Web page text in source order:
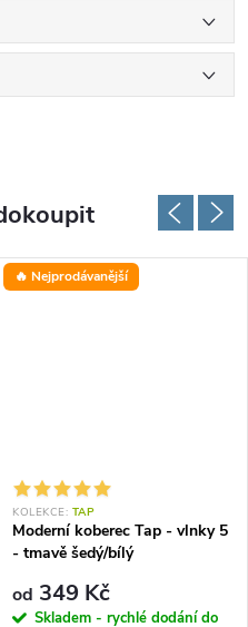
🔥 Nejprodávanější
KOLEKCE: TAP
Moderní koberec Tap - vlnky 5
- tmavě šedý/bílý
od 349 Kč
Skladem - rychlé dodání do